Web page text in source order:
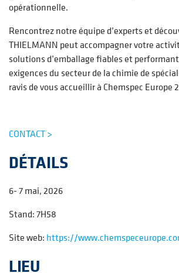
opérationnelle.
Rencontrez notre équipe d’experts et
THIELMANN peut accompagner votre
solutions d’emballage fiables et
exigences du secteur de la chimie de
ravis de vous accueillir à Chemspec Europe
CONTACT >
DÉTAILS
6- 7 mai, 2026
Stand: 7H58
Site web: https://
LIEU